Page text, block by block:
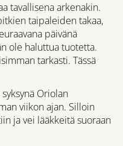
tavallisena arkenakin.
taipaleiden takaa,
päivänä
ole haluttua tuotetta.
tarkasti. Tässä
Oriolan
viikon ajan. Silloin
ja vei lääkkeitä suoraan